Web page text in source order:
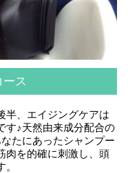
ス
半、エイジングケアは
す♪天然由来成分配合の
たにあったシャンプー
肉を的確に刺激し、頭